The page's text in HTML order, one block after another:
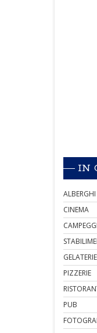
IN
ALBERGHI
CINEMA
CAMPEGGI
GELATERIE
PIZZERIE
PUB